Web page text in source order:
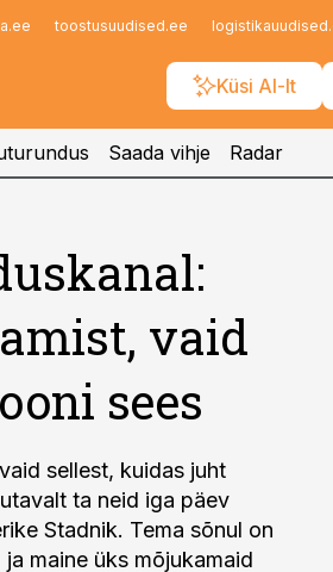
toostusuudised.ee
Küsi AI-lt
Saada vihje Radar
vaid
sees
sellest, kuidas juht
ta neid iga päev
Stadnik. Tema sõnul on
maine üks mõjukamaid